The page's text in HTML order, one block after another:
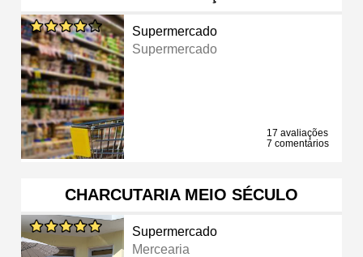
Supermercado
Supermercado
17 avaliações
7 comentários
CHARCUTARIA MEIO SÉCULO
Supermercado
Mercearia